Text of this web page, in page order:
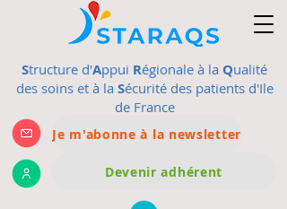
Je m'abonne à la newsletter
Devenir adhérent
Structure d'Appui Régionale à la Qualité
des soins et à la Sécurité des patients d'Ile
de France